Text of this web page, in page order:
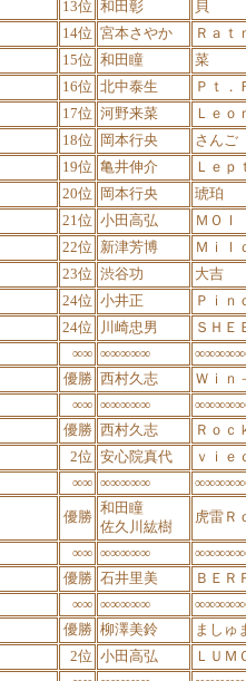
13位 和田彰
貝
14位 宮本さやか
Ｒａｔ
15位 和田瞳
菜
16位 北中泰生
Ｐｔ．
17位 河野来菜
Ｌｅｏ
18位
岡本行央
さんご
19位 亀井伸介
Ｌｅｐ
20位
岡本行央
琥珀
21位 小田高弘
ＭＯＩ
22位
新津芳博
Ｍｉ
23位 渋谷功
大吉
24位 小井正
Ｐｉ
24位
川崎忠男
ＳＨＥ
∞∞ ∞∞∞∞∞
優勝 西村久志
Ｗｉｎ
∞∞ ∞∞∞∞∞
優勝 西村久志
Ｒｏｃ
2位 安心院真代
ｖｉｅ
∞∞ ∞∞∞∞∞
優勝
和田瞳
佐久川紘樹
虎雷Ｒ
∞∞ ∞∞∞∞∞
優勝 石井里美
ＢＥＲ
∞∞ ∞∞∞∞∞
優勝 柳澤美鈴
ましゅ
2位 小田高弘
ＬＵＭ